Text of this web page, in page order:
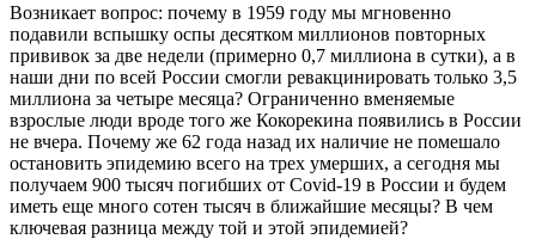
Возникает вопрос: почему в 1959 году мы мгновенно
подавили вспышку оспы десятком миллионов повторных
прививок за две недели (примерно 0,7 миллиона в сутки), а в
наши дни по всей России смогли ревакцинировать только 3,5
миллиона за четыре месяца? Ограниченно вменяемые
взрослые люди вроде того же Кокорекина появились в России
не вчера. Почему же 62 года назад их наличие не помешало
остановить эпидемию всего на трех умерших, а сегодня мы
получаем 900 тысяч погибших от Covid-19 в России и будем
иметь еще много сотен тысяч в ближайшие месяцы? В чем
ключевая разница между той и этой эпидемией?